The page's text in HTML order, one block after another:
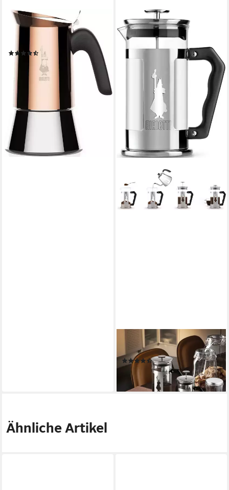
BIALETTI
Espressokocher, 0,08l
Kaffeekanne
(10)
ab 36,71 €
-26%
lieferbar - in 4-5 Werktagen bei dir
BIALETTI
Kaffeebereiter, 1l Kaffeekanne
(25)
ab 38,90 €
lieferbar - in 3-4 Werktagen bei dir
Ähnliche Artikel